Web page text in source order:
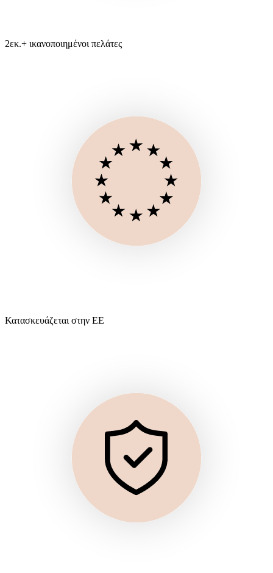
2εκ.+ ικανοποιημένοι πελάτες
Κατασκευάζεται στην ΕΕ